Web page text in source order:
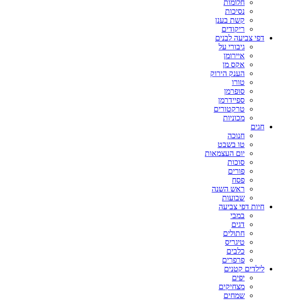
חלומות
נסיכות
קשת בענן
ריקודים
דפי צביעה לבנים
גיבורי על
איירומן
אקס מן
הענק הירוק
טורו
סופרמן
ספיידרמן
טרקטורים
מכוניות
חגים
חנוכה
טו בשבט
יום העצמאות
סוכות
פורים
פסח
ראש השנה
שבועות
חיות דפי צביעה
במבי
דגים
חתולים
טיגריס
כלבים
פרפרים
לילדים קטנים
יפים
מצחיקים
שמחים